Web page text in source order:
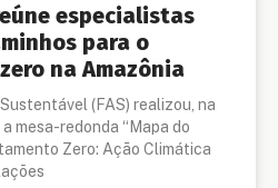
especialistas
para o
na Amazônia
(FAS) realizou, na
mesa-redonda “Mapa do
Zero: Ação Climática